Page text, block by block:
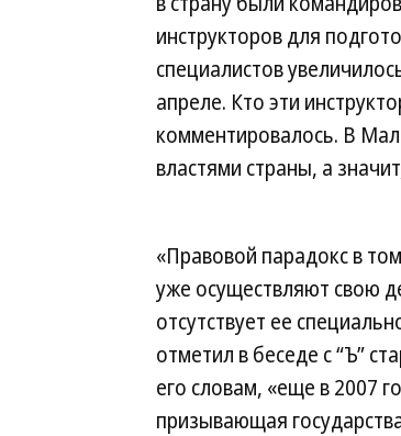
инструкторов для
специалистов
апреле. Кто эти
комментировалось. В
властями страны, а
«Правовой парадокс в
уже осуществляют свою
отсутствует ее
отметил в беседе с “Ъ”
его словам, «еще в 2007
призывающая